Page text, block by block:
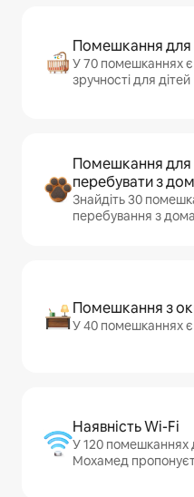
Помешкання для
У 70 помешканнях є
зручності для дітей
Помешкання для
перебувати з
Знайдіть 30
перебування з
Помешкання з
У 40 помешканнях
Наявність Wi-Fi
У 120 помешканнях
Мохамед